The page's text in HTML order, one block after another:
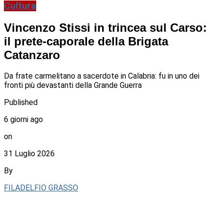
Cultura
Vincenzo Stissi in trincea sul Carso:
il prete-caporale della Brigata
Catanzaro
Da frate carmelitano a sacerdote in Calabria: fu in uno dei
fronti più devastanti della Grande Guerra
Published
6 giorni ago
on
31 Luglio 2026
By
FILADELFIO GRASSO